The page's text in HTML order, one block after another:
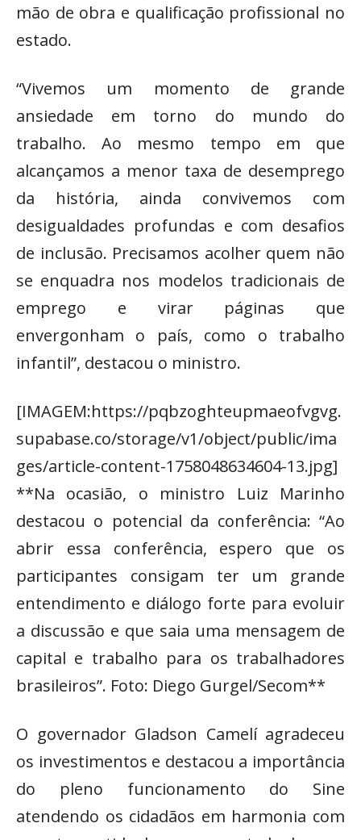
mão de obra e qualificação profissional no
estado.
“Vivemos um momento de grande
ansiedade em torno do mundo do
trabalho. Ao mesmo tempo em que
alcançamos a menor taxa de desemprego
da história, ainda convivemos com
desigualdades profundas e com desafios
de inclusão. Precisamos acolher quem não
se enquadra nos modelos tradicionais de
emprego e virar páginas que
envergonham o país, como o trabalho
infantil”, destacou o ministro.
[IMAGEM:https://pqbzoghteupmaeofvgvg.
supabase.co/storage/v1/object/public/ima
ges/article-content-1758048634604-13.jpg]
**Na ocasião, o ministro Luiz Marinho
destacou o potencial da conferência: “Ao
abrir essa conferência, espero que os
participantes consigam ter um grande
entendimento e diálogo forte para evoluir
a discussão e que saia uma mensagem de
capital e trabalho para os trabalhadores
brasileiros”. Foto: Diego Gurgel/Secom**
O governador Gladson Camelí agradeceu
os investimentos e destacou a importância
do pleno funcionamento do Sine
atendendo os cidadãos em harmonia com